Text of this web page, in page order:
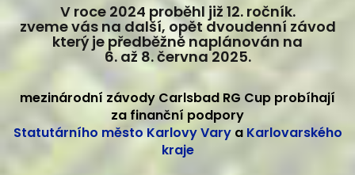
V roce 2024 proběhl již 12. ročník.
zveme vás na další, opět dvoudenní závod
který je předběžně naplánován na
6. až 8. června 2025.
mezinárodní závody Carlsbad RG Cup probíhají
za finanční podpory
Statutárního město Karlovy Varya Karlovarského
kraje